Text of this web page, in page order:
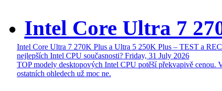
Intel Core Ultra 7
Intel Core Ultra 7 270K Plus a Ultra 5 250K Plus – TEST a
nejlepších Intel CPU současnosti? Friday, 31 July 2026
TOP modely desktopových Intel CPU potěší překvapivě cenou.
ostatních ohledech už moc ne.